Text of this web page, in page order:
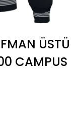
ÜSTÜ
CAMPUS